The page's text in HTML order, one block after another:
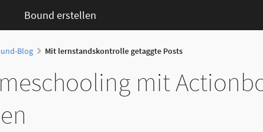
Bound erstellen
Blog Mit lernstandskontrolle getaggte Posts
mit